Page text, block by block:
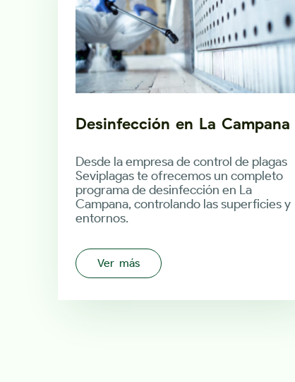
Desinfección en La Campana
Desde la empresa de control de plagas
Seviplagas te ofrecemos un completo
programa de desinfección en La
Campana, controlando las superficies y
entornos.
Ver más